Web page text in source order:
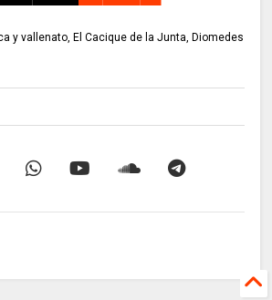
y vallenato, El Cacique de la Junta, Diomedes